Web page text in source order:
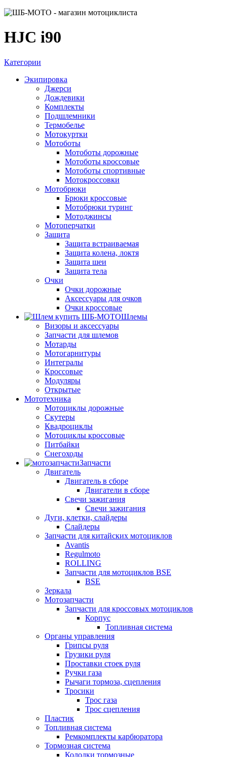
HJC i90
Категории
Экипировка
Джерси
Дождевики
Комплекты
Подшлемники
Термобелье
Мотокуртки
Мотоботы
Мотоботы дорожные
Мотоботы кроссовые
Мотоботы спортивные
Мотокроссовки
Мотобрюки
Брюки кроссовые
Мотобрюки туринг
Мотоджинсы
Мотоперчатки
Защита
Защита встраиваемая
Защита колена, локтя
Защита шеи
Защита тела
Очки
Очки дорожные
Аксессуары для очков
Очки кроссовые
Шлемы
Визоры и аксессуары
Запчасти для шлемов
Мотарды
Мотогарнитуры
Интегралы
Кроссовые
Модуляры
Открытые
Мототехника
Мотоциклы дорожные
Скутеры
Квадроциклы
Мотоциклы кроссовые
Питбайки
Снегоходы
Запчасти
Двигатель
Двигатель в сборе
Двигатели в сборе
Свечи зажигания
Свечи зажигания
Дуги, клетки, слайдеры
Слайдеры
Запчасти для китайских мотоциклов
Avantis
Regulmoto
ROLLING
Запчасти для мотоциклов BSE
BSE
Зеркала
Мотозапчасти
Запчасти для кроссовых мотоциклов
Корпус
Топливная система
Органы управления
Грипсы руля
Грузики руля
Проставки стоек руля
Ручки газа
Рычаги тормоза, сцепления
Тросики
Трос газа
Трос сцепления
Пластик
Топливная система
Ремкомплекты карбюратора
Тормозная система
Колодки тормозные